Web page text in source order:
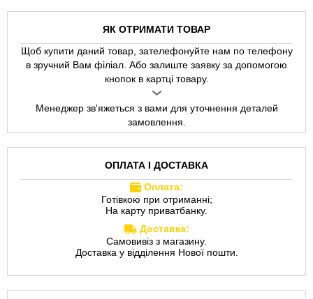
ЯК ОТРИМАТИ ТОВАР
Щоб купити даний товар, зателефонуйте нам по телефону
в зручний Вам філіал. Або залиште заявку за допомогою
кнопок в картці товару.
Менеджер зв'яжеться з вами для уточнення деталей
замовлення.
ОПЛАТА І ДОСТАВКА
Оплата:
Готівкою при отриманні;
На карту приватбанку.
Доставка:
Самовивіз з магазину.
Доставка у відділення Нової пошти.